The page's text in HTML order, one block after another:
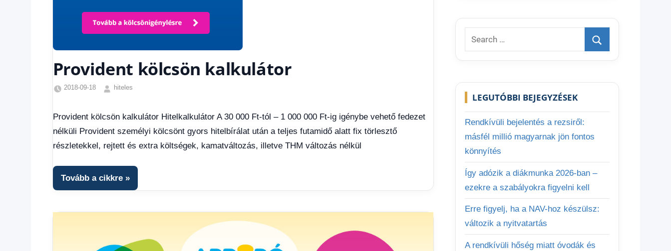
Provident kölcsön kalkulátor
2018-09-18
hiteles
Provident
Hitel
Fórum
Online
Provident kölcsön kalkulátor Hitelkalkulátor A 30 000 Ft-tól – 1 000 000 Ft-ig igénybe vehető fedezet
nélküli Provident személyi kölcsönt gyors hitelbírálat után a teljes futamidő alatt fix törlesztő
részletekkel, rejtett és extra költségek, kamatváltozás, illetve THM változás nélkül
Tovább a cikkre
Search
for:
Search
LEGUTÓBBI BEJEGYZÉSEK
Rendkívüli bejelentés a rezsiről:
másfél millió magyarnak jön fontos
könnyítés
Így adózik a diákmunka 2026-ban –
ezekre a szabályokra figyelni kell
Erre figyelj, ha a NAV-hoz készülsz:
változik a nyitvatartás
A rendkívüli hőség miatt óvodák és